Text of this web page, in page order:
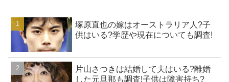
塚原直也の嫁はオーストラリア人?子
供はいる?学歴や現在についても調査!
片山さつきは結婚して夫はいる?離婚
した元旦那も調査!子供は障害持ち?